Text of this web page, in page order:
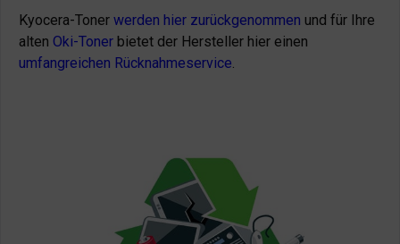
Kyocera-Toner werden hier zurückgenommen und für Ihre
alten Oki-Toner bietet der Hersteller hier einen
umfangreichen Rücknahmeservice.